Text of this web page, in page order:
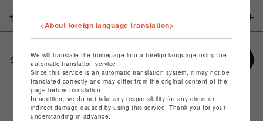
サイズ
シェアする
<About foreign language translation>
We will translate the homepage into a foreign language using the
automatic translation service.
Since this service is an automatic translation system, it may not be
translated correctly and may differ from the original content of the
page before translation.
In addition, we do not take any responsibility for any direct or
indirect damage caused by using this service. Thank you for your
understanding in advance.